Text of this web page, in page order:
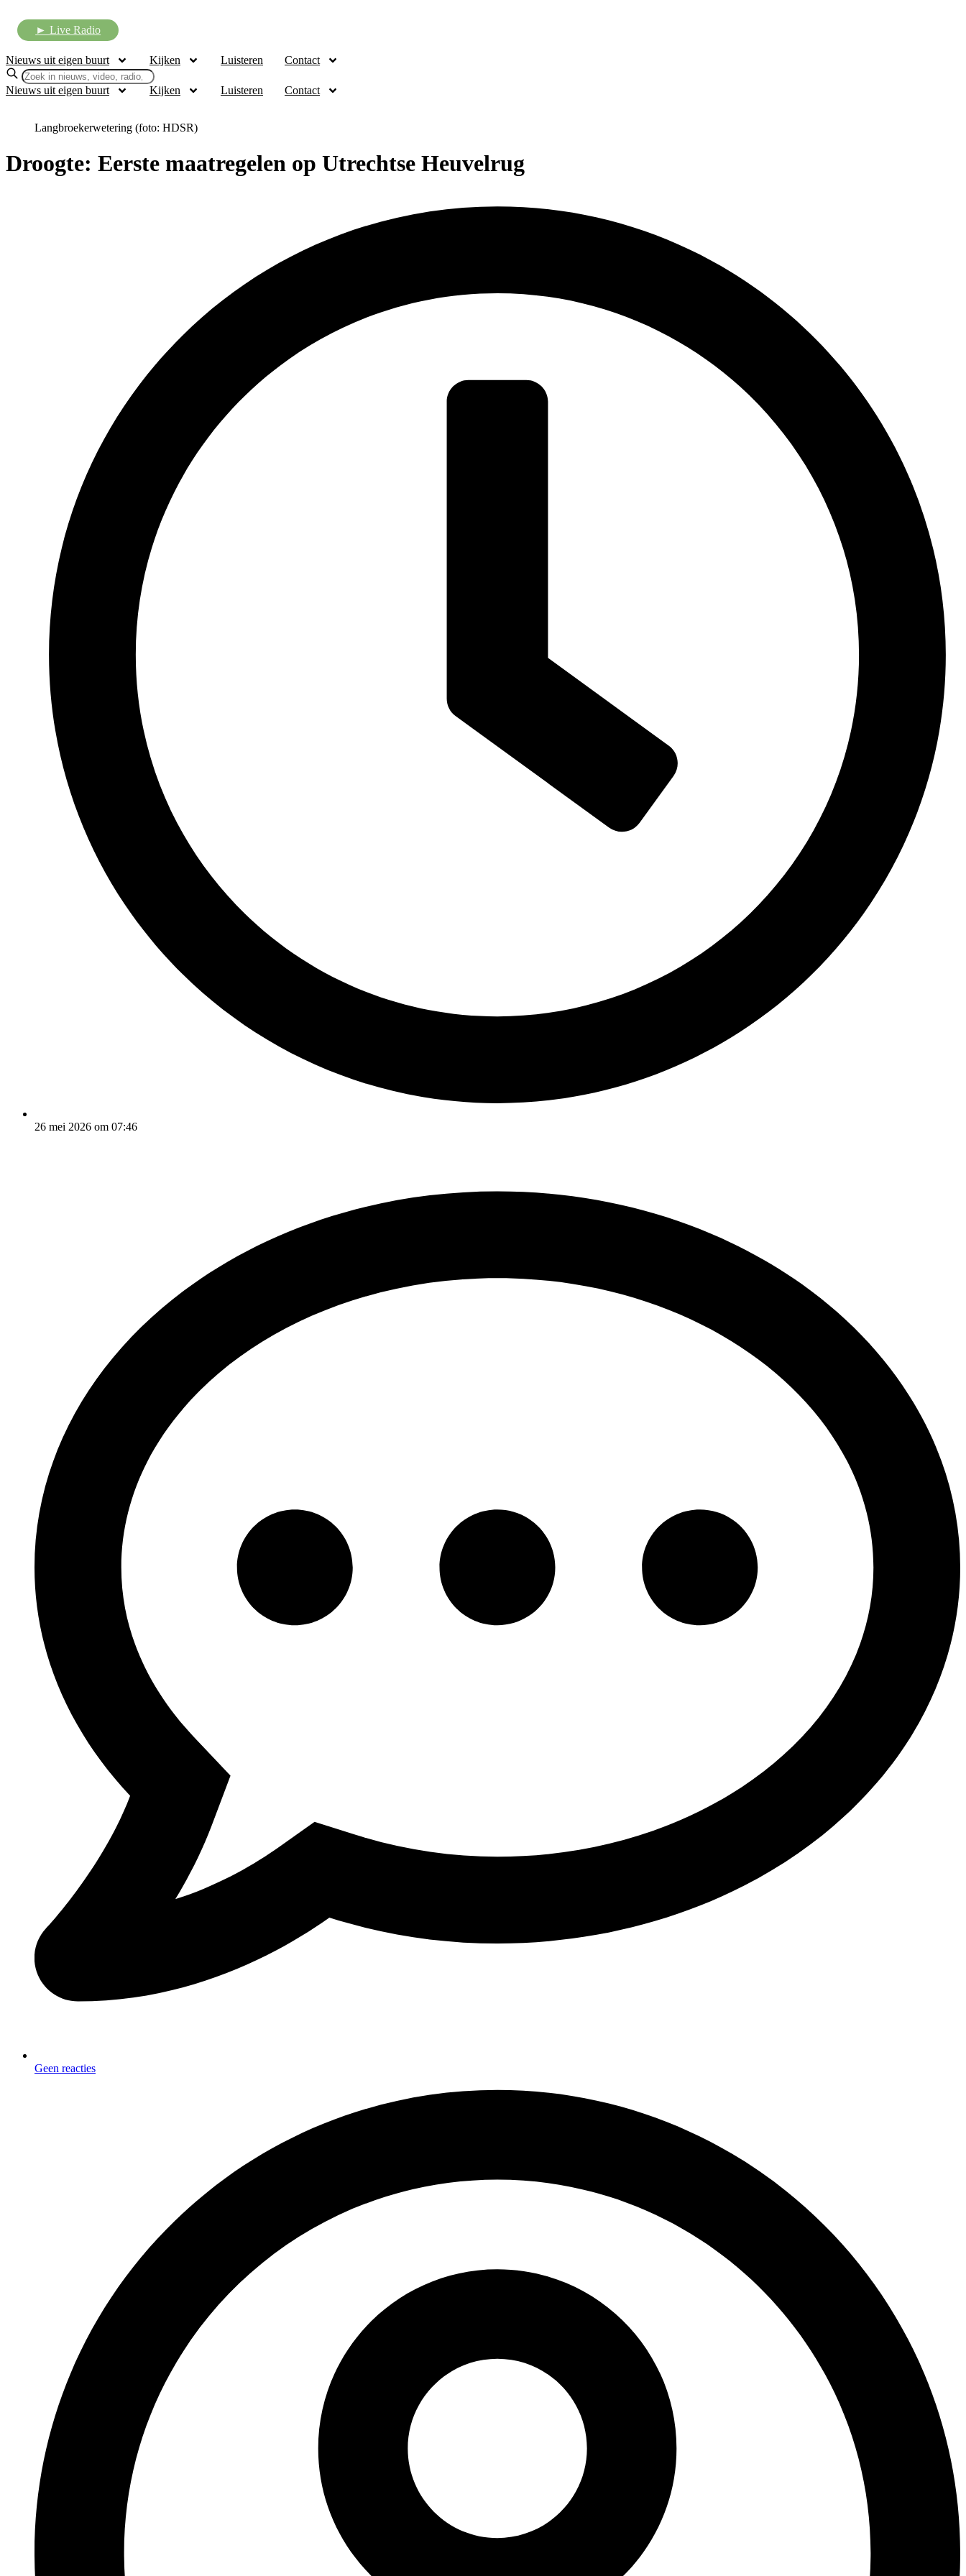
naar
► Live Radio
Nieuws uit eigen buurt Kijken Luisteren Contact
Nieuws uit eigen buurt Kijken Luisteren Contact
Langbroekerwetering (foto: HDSR)
Droogte: Eerste maatregelen op Utrechtse Heuvelrug
26 mei 2026 om 07:46
Geen reacties